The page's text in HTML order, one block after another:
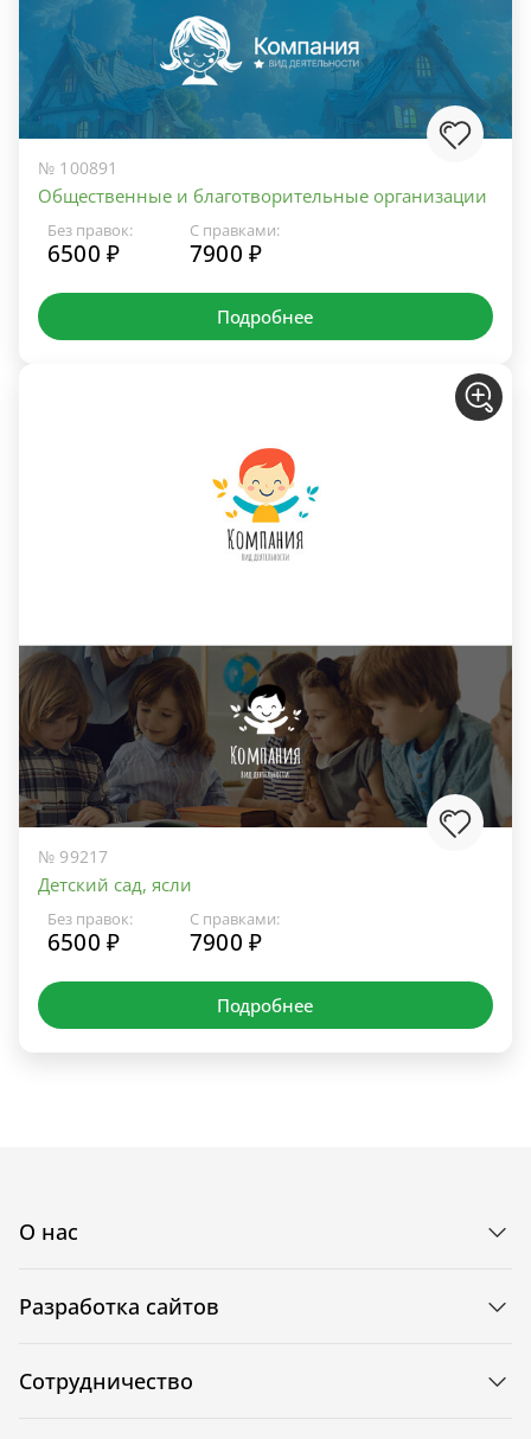
№ 100891
Общественные и благотворительные организации
Без правок:
6500 ₽
С правками:
7900 ₽
Подробнее
№ 99217
Детский сад, ясли
Без правок:
6500 ₽
С правками:
7900 ₽
Подробнее
О нас
Разработка сайтов
Сотрудничество